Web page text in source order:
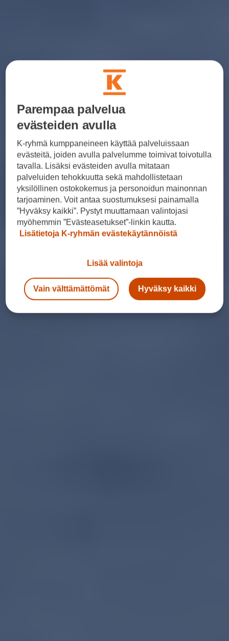
Parempaa palvelua
evästeiden avulla
K-ryhmä kumppaneineen käyttää palveluissaan
evästeitä, joiden avulla palvelumme toimivat toivotulla
tavalla. Lisäksi evästeiden avulla mitataan
palveluiden tehokkuutta sekä mahdollistetaan
yksilöllinen ostokokemus ja personoidun mainonnan
tarjoaminen. Voit antaa suostumuksesi painamalla
”Hyväksy kaikki”. Pystyt muuttamaan valintojasi
myöhemmin ”Evästeasetukset”-linkin kautta.
Lisätietoja K-ryhmän evästekäytännöistä
Lisää valintoja
Vain välttämättömät Hyväksy kaikki